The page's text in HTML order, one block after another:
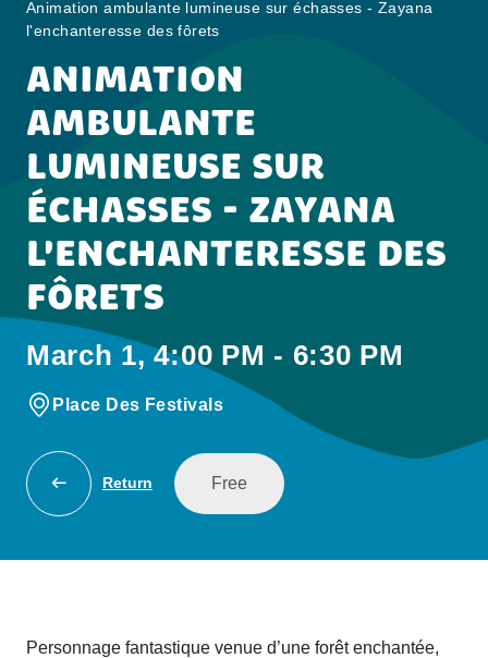
Animation ambulante lumineuse sur échasses - Zayana
l'enchanteresse des fôrets
ANIMATION
AMBULANTE
LUMINEUSE SUR
ÉCHASSES - ZAYANA
L'ENCHANTERESSE DES
FÔRETS
March 1, 4:00 PM - 6:30 PM
Place Des Festivals
Return Free
Personnage fantastique venue d’une forêt enchantée,